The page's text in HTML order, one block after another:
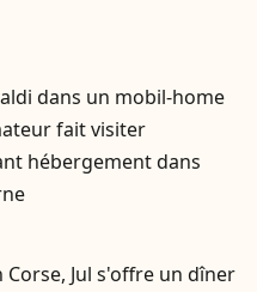
dans un mobil-home
fait visiter
hébergement dans
Corse, Jul s'offre un dîner